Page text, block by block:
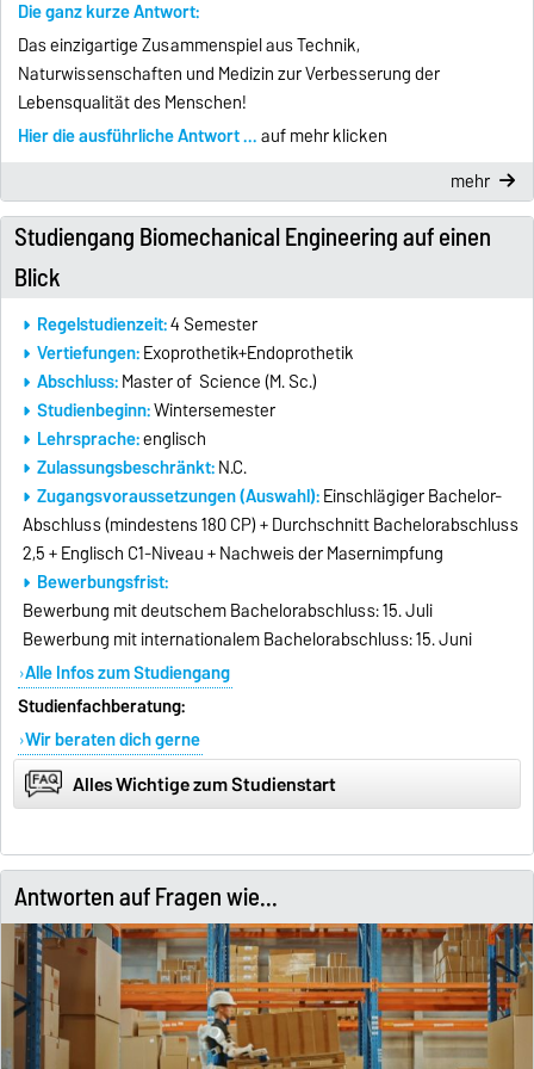
Die ganz kurze Antwort:
Das einzigartige Zusammenspiel aus Technik,
Naturwissenschaften und Medizin zur Verbesserung der
Lebensqualität des Menschen!
Hier die ausführliche Antwort ...auf mehr klicken
mehr
Studiengang Biomechanical Engineering auf einen
Blick
Regelstudienzeit:4 Semester
Vertiefungen:Exoprothetik+Endoprothetik
Abschluss:Master of Science (M. Sc.)
Studienbeginn:Wintersemester
Lehrsprache:englisch
Zulassungsbeschränkt:N.C.
Zugangsvoraussetzungen (Auswahl):Einschlägiger Bachelor-
Abschluss (mindestens 180 CP) + Durchschnitt Bachelorabschluss
2,5 + Englisch C1-Niveau + Nachweis der Masernimpfung
Bewerbungsfrist:
Bewerbung mit deutschem Bachelorabschluss: 15. Juli
Bewerbung mit internationalem Bachelorabschluss: 15. Juni
Alle Infos zum Studiengang
Studienfachberatung:
Wir beraten dich gerne
Alles Wichtige zum Studienstart
Antworten auf Fragen wie...